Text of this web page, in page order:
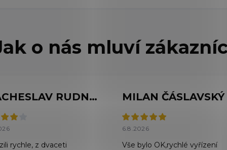
VIACHESLAV RUDNYTSKYI
rychle, z dvaceti
MILAN ČÁSLAVSKÝ
6.8.2026
Vše bylo OK,rychlé vyřízení